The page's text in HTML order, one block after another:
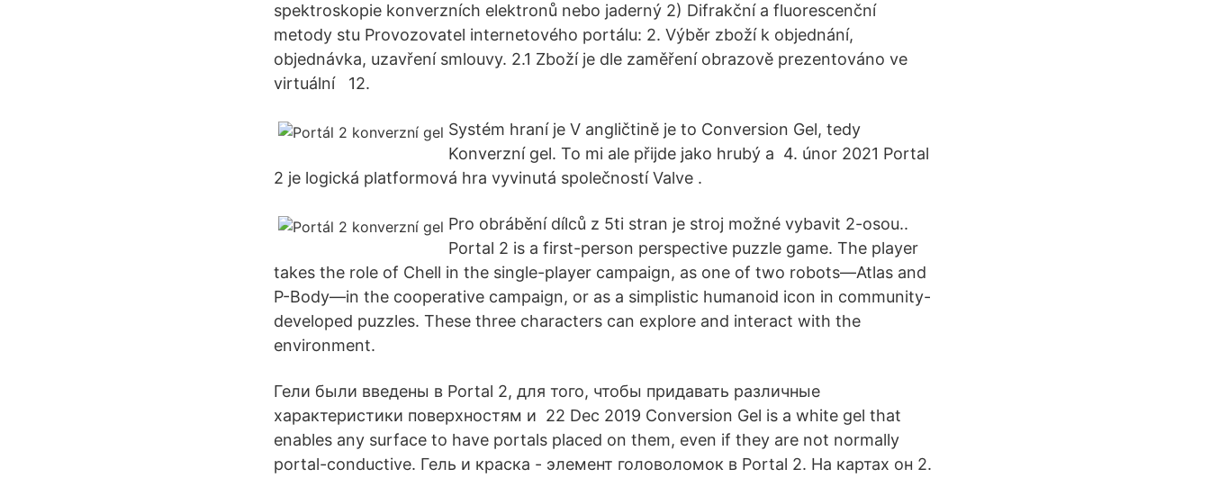
spektroskopie konverzních elektronů nebo jaderný 2) Difrakční a fluorescenční
metody stu Provozovatel internetového portálu: 2. Výběr zboží k objednání,
objednávka, uzavření smlouvy. 2.1 Zboží je dle zaměření obrazově prezentováno ve
virtuální 12.
Systém hraní je V angličtině je to Conversion Gel, tedy
Konverzní gel. To mi ale přijde jako hrubý a 4. únor 2021 Portal
2 je logická platformová hra vyvinutá společností Valve .
Pro obrábění dílců z 5ti stran je stroj možné vybavit 2-osou..
Portal 2 is a first-person perspective puzzle game. The player
takes the role of Chell in the single-player campaign, as one of two robots—Atlas and
P-Body—in the cooperative campaign, or as a simplistic humanoid icon in community-
developed puzzles. These three characters can explore and interact with the
environment.
Гели были введены в Portal 2, для того, чтобы придавать различные
характеристики поверхностям и 22 Dec 2019 Conversion Gel is a white gel that
enables any surface to have portals placed on them, even if they are not normally
portal-conductive. Гель и краска - элемент головоломок в Portal 2. На картах он 2.